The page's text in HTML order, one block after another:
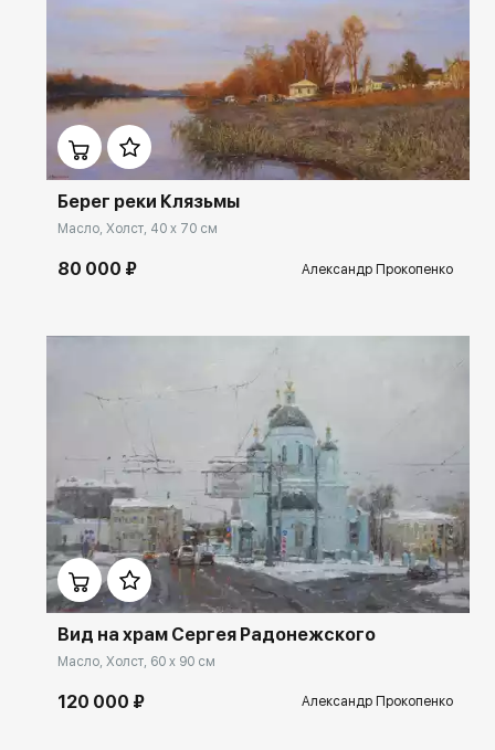
Домен: rakovgallery.ru
Берег реки Клязьмы
Масло, Холст, 40 x 70 см
80 000 ₽ Александр Прокопенко
Домен: rakovgallery.ru
Вид на храм Сергея Радонежского
Масло, Холст, 60 x 90 см
120 000 ₽ Александр Прокопенко